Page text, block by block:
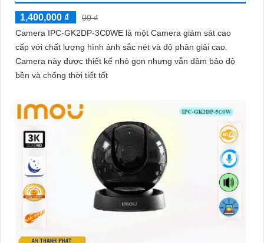
1,400,000 ₫
00 ₫
Camera IPC-GK2DP-3C0WE là một Camera giám sát cao
cấp với chất lượng hình ảnh sắc nét và độ phân giải cao.
Camera này được thiết kế nhỏ gọn nhưng vẫn đảm bảo độ
bền và chống thời tiết tốt